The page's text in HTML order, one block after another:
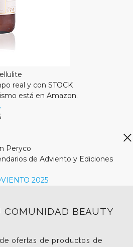
real y con STOCK
está en Amazon.
Peryco
de Adviento y Ediciones
2025
COMUNIDAD BEAUTY
ofertas de productos de